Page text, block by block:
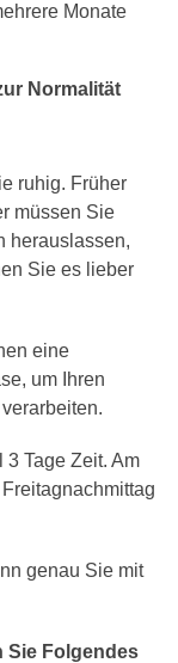
Monate
Normalität
ruhig. Früher
müssen Sie
herauslassen,
Sie es lieber
eine
um Ihren
Tage Zeit. Am
genau Sie mit
Sie Folgendes